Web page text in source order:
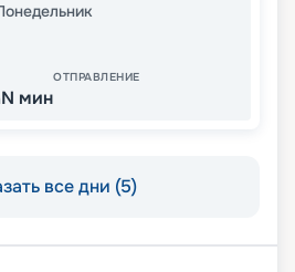
мин
ОТПРАВЛЕНИЕ
все дни (5)